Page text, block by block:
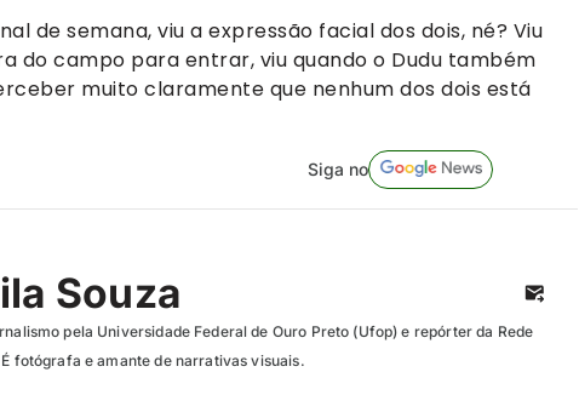
de semana, viu a expressão facial dos dois, né? Viu
do campo para entrar, viu quando o Dudu também
muito claramente que nenhum dos dois está
Siga no
Souza
pela Universidade Federal de Ouro Preto (Ufop) e repórter da Rede
fotógrafa e amante de narrativas visuais.